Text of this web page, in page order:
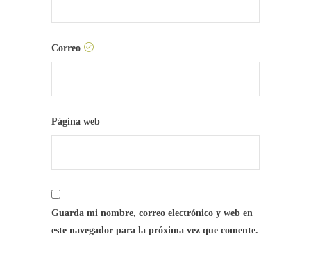
Correo
Página web
Guarda mi nombre, correo electrónico y web en
este navegador para la próxima vez que comente.